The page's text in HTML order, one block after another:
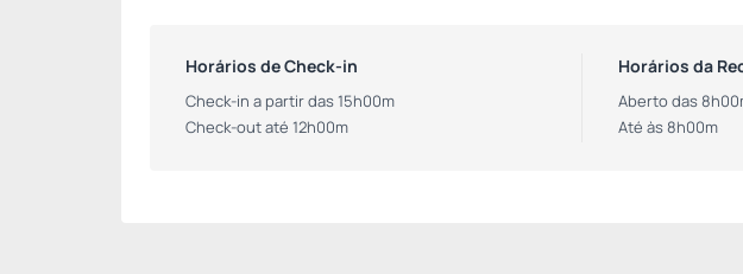
Horários de Check-in
Check-in a partir das 15h00m
Check-out até 12h00m
Horários da
Aberto das
Até às 8h00m